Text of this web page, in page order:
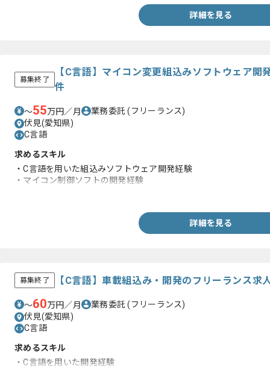
詳細を見る
募集終了
【C言語】マイコン変更組込みソフトウェア開
件
〜55万円／月 業務委託(フリーランス)
伏見(愛知県)
C言語
求めるスキル
・C言語を用いた組込みソフトウェア開発経験
・マイコン制御ソフトの開発経験
詳細を見る
募集終了 【C言語】車載組込み・開発のフリーランス求
〜60万円／月 業務委託(フリーランス)
伏見(愛知県)
C言語
求めるスキル
・C言語を用いた開発経験